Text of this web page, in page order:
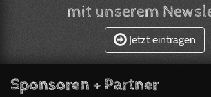
mit unserem
Jetzt eintragen
Sponsoren + Partner